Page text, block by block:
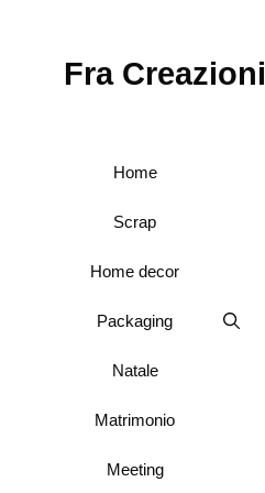
Fra Creazioni
Home
Scrap
Home decor
Packaging
Natale
Matrimonio
Meeting